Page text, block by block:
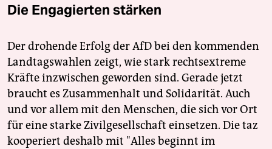
Die Engagierten stärken
Der drohende Erfolg der AfD bei den kommenden
Landtagswahlen zeigt, wie stark rechtsextreme
Kräfte inzwischen geworden sind. Gerade jetzt
braucht es Zusammenhalt und Solidarität. Auch
und vor allem mit den Menschen, die sich vor Ort
für eine starke Zivilgesellschaft einsetzen. Die taz
kooperiert deshalb mit "Alles beginnt im